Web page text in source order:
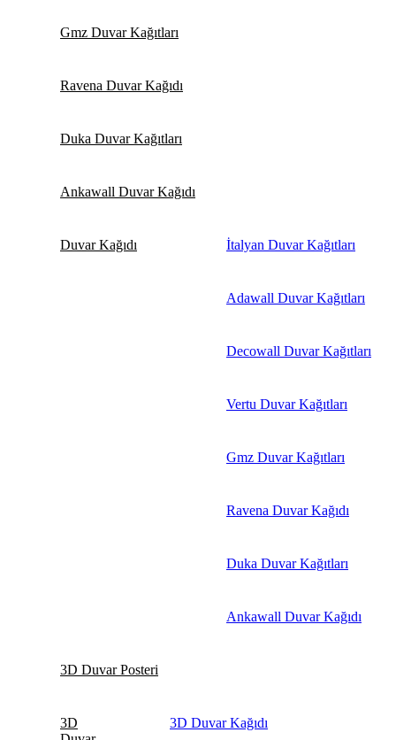
Gmz Duvar Kağıtları
Ravena Duvar Kağıdı
Duka Duvar Kağıtları
Ankawall Duvar Kağıdı
Duvar Kağıdı İtalyan Duvar Kağıtları
Adawall Duvar Kağıtları
Decowall Duvar Kağıtları
Vertu Duvar Kağıtları
Gmz Duvar Kağıtları
Ravena Duvar Kağıdı
Duka Duvar Kağıtları
Ankawall Duvar Kağıdı
3D Duvar Posteri
3D
3D Duvar Kağıdı